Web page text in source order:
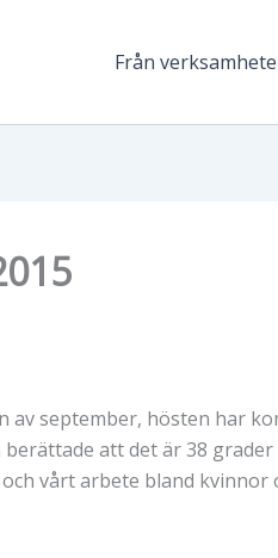
Från
september, hösten har
att det är 38
vårt arbete bland kvinnor